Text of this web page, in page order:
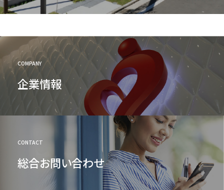
COMPANY
企業情報
CONTACT
総合お問い合わせ